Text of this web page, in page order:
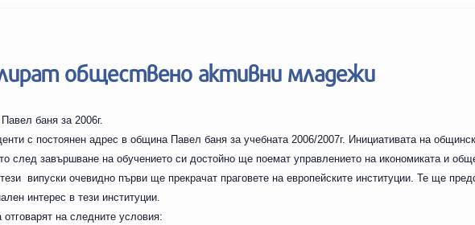
обществено активни младежи
баня за 2006г.
с постоянен адрес в община Павел баня за учебната 2006/2007г. Инициативата на
след завършване на обучението си достойно ще поемат управлението на икономиката и
випуски очевидно първи ще прекрачат праговете на европейските институции. Те ще
интерес в тези институции.
на следните условия: